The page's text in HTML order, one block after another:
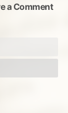
a Commenton